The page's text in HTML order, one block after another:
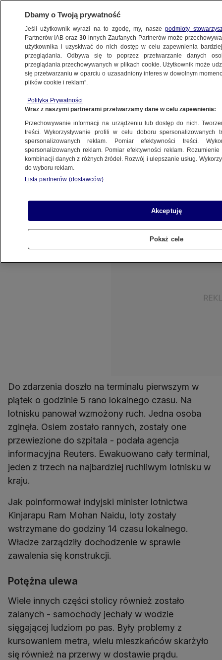
METEO
ŚWIAT
na lotnisku. Jedna osoba nie żyje
28.06.2024, 10:59
Udostępnij
Po silnych opadach deszczu zawalił się dach na
wyniku gwałtownej pogody wstrzymano loty.
Do zdarzenia doszło na terminalu pierwszym w
piątek o godzinie 5 rano lokalnego czasu. Na
lotnisku panował wzmożony ruch. Jedna osoba
zginęła. Osiem zostało rannych, zostały one
przewiezione do szpitala - podała agencja
informacyjna Reuters. Ewakuowano cały terminal,
jeden z trzech na najbardziej ruchliwym lotnisku w
kraju.
Jak poinformował indyjski minister lotnictwa
Kinjarapu Ram Mohan Naidu, loty zostały
wstrzymane do godziny 14 czasu lokalnego.
Władze zarządziły dochodzenie w sprawie
zawalenia się konstrukcji.
Potężna ulewa
Wiele innych części stolicy również zostało
zalanych - samochody jechały w wodzie
sięgającej ludziom po pas. Były problemy z
kursowaniem metra, wielu mieszkańców skarżyło
się również na przerwy w dostawie prądu.
Dbamy o Twoją prywatność
Jeśli użytkownik wyrazi na to zgodę, my, naszepodmioty
Partnerów IAB oraz30 innych Zaufanych Partnerów może
użytkownika i uzyskiwać do nich dostęp w celu zapewnienia
przeglądania. Odbywa się to poprzez przetwarzanie danych
przeglądania przechowywanych w plikach cookie. Użytkownik może
się przetwarzaniu w oparciu o uzasadniony interes w dowolnym
plików cookie i reklam”.
Polityka Prywatności
Wraz z naszymi partnerami przetwarzamy dane w celu zapewnienia:
Przechowywanie informacji na urządzeniu lub dostęp do nich.
treści. Wykorzystywanie profili w celu doboru spersonalizowanych
spersonalizowanych reklam. Pomiar efektywności treści.
spersonalizowanych reklam. Pomiar efektywności reklam.
kombinacji danych z różnych źródeł. Rozwój i ulepszanie usług.
do wyboru reklam.
Lista partnerów (dostawców)
Akceptuję
Pokaż cele